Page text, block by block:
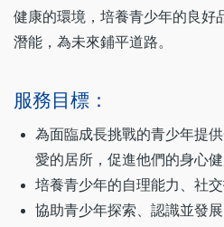
健康的環境，培養青少年的良好
潛能，為未來鋪平道路。
服務目標：
為面臨成長挑戰的青少年提
愛的居所，促進他們的身心
培養青少年的自理能力、社
協助青少年探索、認識並發